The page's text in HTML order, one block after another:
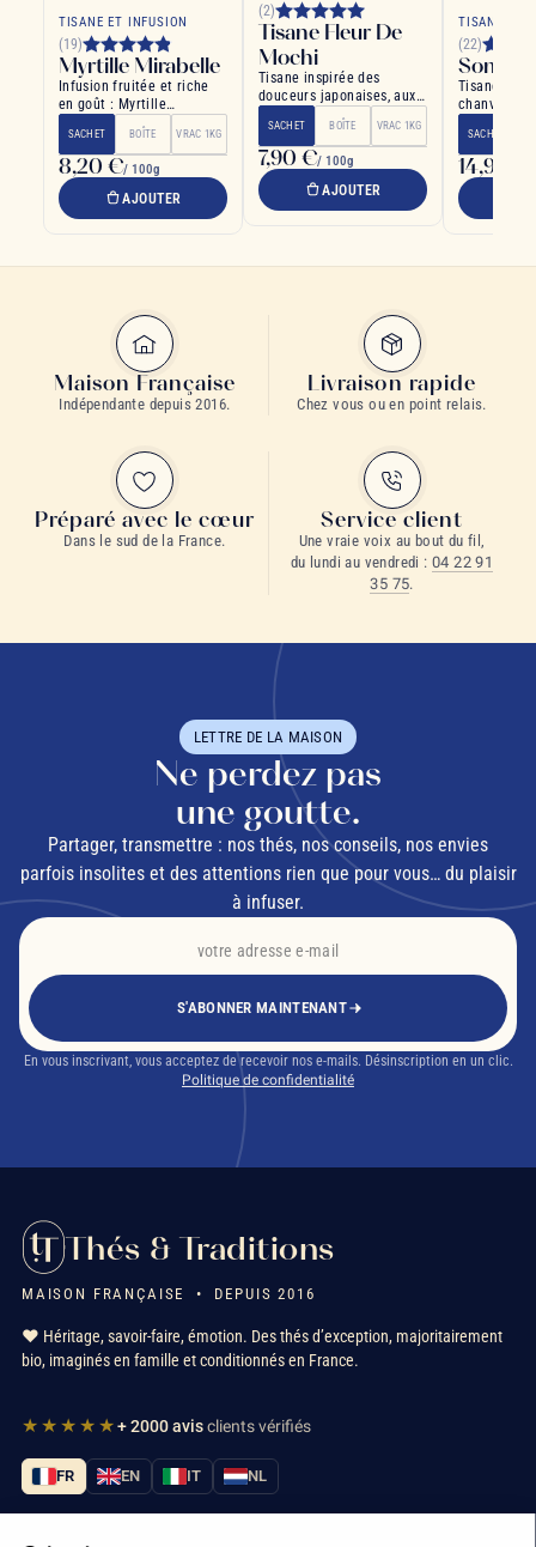
TISANE ET INFUSION
(19)
Myrtille Mirabelle
Infusion fruitée et riche
en goût : Myrtille
mirabelle griotte...
SACHET BOÎTE VRAC 1KG
8,20 €/ 100g
AJOUTER
(2)
Tisane Fleur De
Mochi
Tisane inspirée des
douceurs japonaises, aux
notes de framboise
SACHET BOÎTE VRAC 1KG
7,90 €/ 100g
AJOUTER
TISANE CBD
(22)
Tisane CBD
chanvre,
SACHET
14,90 €
Maison Française
Indépendante depuis 2016.
Livraison rapide
Chez vous ou en point relais.
Préparé avec le cœur
Dans le sud de la France.
Service client
Une vraie voix au bout du fil,
du lundi au vendredi :04 22 91
35 75.
LETTRE DE LA MAISON
Ne perdez pas
une goutte.
Partager, transmettre : nos thés, nos conseils, nos envies
parfois insolites et des attentions rien que pour vous… du plaisir
à infuser.
S'ABONNER MAINTENANT
En vous inscrivant, vous acceptez de recevoir nos e-mails. Désinscription en un clic.
Politique de confidentialité
Thés & Traditions
MAISON FRANÇAISE • DEPUIS 2016
❤️ Héritage, savoir-faire, émotion. Des thés d’exception, majoritairement
bio, imaginés en famille et conditionnés en France.
★★★★★+ 2000 avisclients vérifiés
FR EN IT NL